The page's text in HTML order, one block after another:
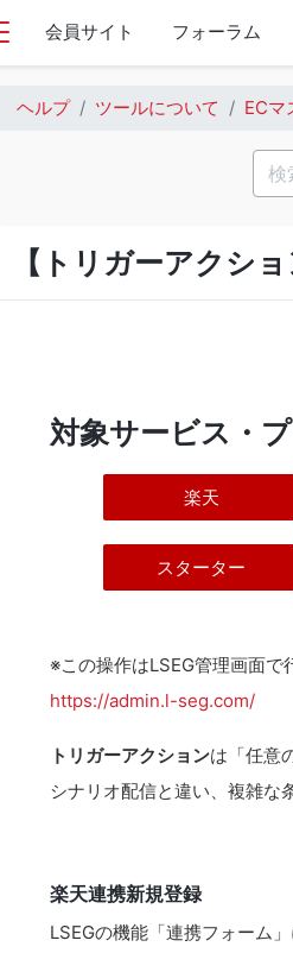
会員サイト フォーラム
ヘルプ ツールについて ECマ
【トリガーアクシ
対象サービス・
楽天
スターター
※この操作はLSEG管理画面で
https://admin.l-seg.com/
トリガーアクションは「任意
シナリオ配信と違い、複雑な
楽天連携新規登録
LSEGの機能「連携フォーム